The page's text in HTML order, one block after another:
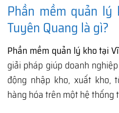
Phần mềm quản
Tuyên Quang là gì?
Phần mềm quản lý kho tại
giải pháp giúp doanh
động nhập kho, xuất kho,
hàng hóa trên một hệ thống